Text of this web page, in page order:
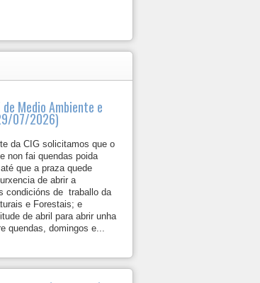
Medio Ambiente e
07/2026)
da CIG solicitamos que o
non fai quendas poida
que a praza quede
de abrir a
condicións de traballo da
e Forestais; e
de abril para abrir unha
quendas, domingos e...